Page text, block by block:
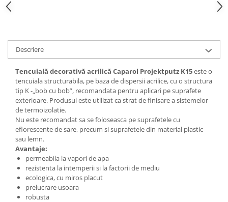
Descriere
Tencuială decorativă acrilică Caparol Projektputz K15este o
tencuiala structurabila, pe baza de dispersii acrilice, cu o structura
tip K -„bob cu bob”, recomandata pentru aplicari pe suprafete
exterioare. Produsul este utilizat ca strat de finisare a sistemelor
de termoizolatie.
Nu este recomandat sa se foloseasca pe suprafetele cu
eflorescente de sare, precum si suprafetele din material plastic
sau lemn.
Avantaje:
permeabila la vapori de apa
rezistenta la intemperii si la factorii de mediu
ecologica, cu miros placut
prelucrare usoara
robusta